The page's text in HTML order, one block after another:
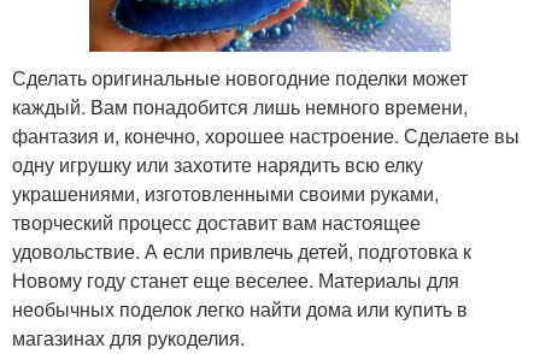
Сделать оригинальные новогодние поделки может
каждый. Вам понадобится лишь немного времени,
фантазия и, конечно, хорошее настроение. Сделаете вы
одну игрушку или захотите нарядить всю елку
украшениями, изготовленными своими руками,
творческий процесс доставит вам настоящее
удовольствие. А если привлечь детей, подготовка к
Новому году станет еще веселее. Материалы для
необычных поделок легко найти дома или купить в
магазинах для рукоделия.